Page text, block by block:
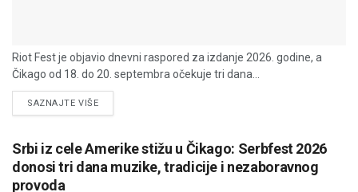
Riot Fest je objavio dnevni raspored za izdanje 2026. godine, a
Čikago od 18. do 20. septembra očekuje tri dana...
SAZNAJTE VIŠEDETAILS
Srbi iz cele Amerike stižu u Čikago: Serbfest 2026
donosi tri dana muzike, tradicije i nezaboravnog
provoda